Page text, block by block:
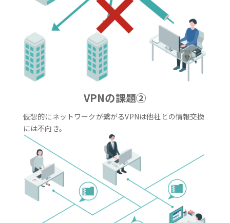
VPNの課題②
仮想的にネットワークが繋がるVPNは他社との情報交換
には不向き。